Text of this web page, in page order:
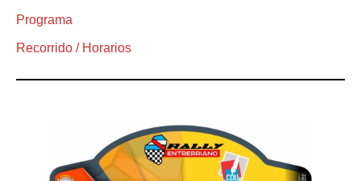
Programa
Recorrido / Horarios